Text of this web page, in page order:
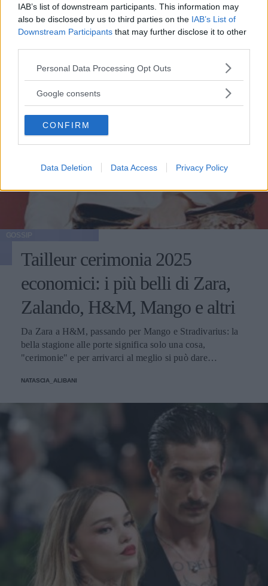
IAB’s list of downstream participants. This information may
also be disclosed by us to third parties on the IAB’s List of
Downstream Participants that may further disclose it to other
Please note that this website/app uses one or more Google
not limited to your visit or usage behaviour. You may click to
use your data for below specified purposes in below Google
consent section.
Personal Data Processing Opt Outs
Google consents
CONFIRM
Data Deletion Data Access Privacy Policy
Tailleur cerimonia 2025
economici: i più belli di Zara,
Zalando, H&M, Mango e altri
Da Zara a H&M, passando per Mango e Stradivarius: la
bella stagione alle porte significa solo una cosa,
"cerimonie" e per arrivarci al meglio si può dare
NATASCIA_ALIBANI